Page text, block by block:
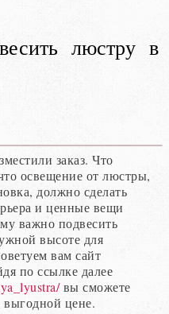
люстру в
заказ. Что
освещение от люстры,
должно сделать
и ценные вещи
важно подвесить
высоте для
вам сайт
по ссылке далее
вы сможете
цене.